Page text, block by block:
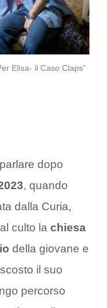
Elisa- il Caso Claps”
dopo
, quando
dalla Curia,
al culto la chiesa
della giovane e
il suo
percorso